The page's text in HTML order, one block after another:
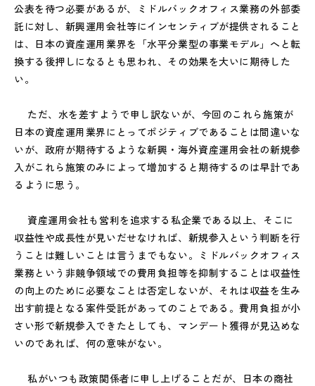
公表を待つ必要があるが、ミドルバックオフィス業務の外部委
託に対し、新興運用会社等にインセンティブが提供されること
は、日本の資産運用業界を「水平分業型の事業モデル」へと転
換する後押しになるとも思われ、その効果を大いに期待した
い。
ただ、水を差すようで申し訳ないが、今回のこれら施策が
日本の資産運用業界にとってポジティブであることは間違いな
いが、政府が期待するような新興・海外資産運用会社の新規参
入がこれら施策のみによって増加すると期待するのは早計であ
るように思う。
資産運用会社も営利を追求する私企業である以上、そこに
収益性や成長性が見いだせなければ、新規参入という判断を行
うことは難しいことは言うまでもない。ミドルバックオフィス
業務という非競争領域での費用負担等を抑制することは収益性
の向上のために必要なことは否定しないが、それは収益を生み
出す前提となる案件受託があってのことである。費用負担が小
さい形で新規参入できたとしても、マンデート獲得が見込めな
いのであれば、何の意味がない。
私がいつも政策関係者に申し上げることだが、日本の商社